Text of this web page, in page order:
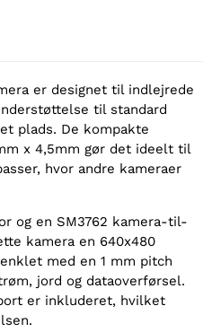
er designet til indlejrede
til standard
plads. De kompakte
x 4,5mm gør det ideelt til
hvor andre kameraer
og en SM3762 kamera-til-
kamera en 640x480
med en 1 mm pitch
jord og dataoverførsel.
er inkluderet, hvilket